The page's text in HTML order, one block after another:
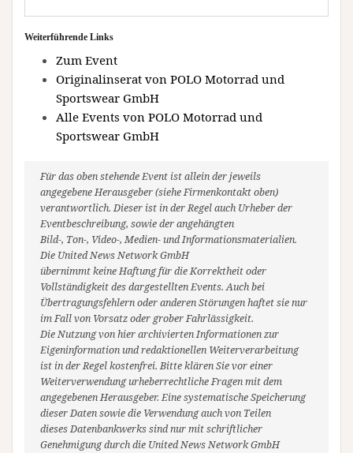
Weiterführende Links
Zum Event
Originalinserat von POLO Motorrad und
Sportswear GmbH
Alle Events von POLO Motorrad und
Sportswear GmbH
Für das oben stehende Event ist allein der jeweils
angegebene Herausgeber (siehe Firmenkontakt oben)
verantwortlich. Dieser ist in der Regel auch Urheber der
Eventbeschreibung, sowie der angehängten
Bild-, Ton-, Video-, Medien- und Informationsmaterialien.
Die United News Network GmbH
übernimmt keine Haftung für die Korrektheit oder
Vollständigkeit des dargestellten Events. Auch bei
Übertragungsfehlern oder anderen Störungen haftet sie nur
im Fall von Vorsatz oder grober Fahrlässigkeit.
Die Nutzung von hier archivierten Informationen zur
Eigeninformation und redaktionellen Weiterverarbeitung
ist in der Regel kostenfrei. Bitte klären Sie vor einer
Weiterverwendung urheberrechtliche Fragen mit dem
angegebenen Herausgeber. Eine systematische Speicherung
dieser Daten sowie die Verwendung auch von Teilen
dieses Datenbankwerks sind nur mit schriftlicher
Genehmigung durch die United News Network GmbH